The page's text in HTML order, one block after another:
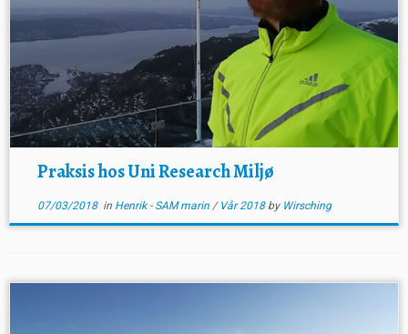
Praksis hos Uni Research Miljø
07/03/2018in Henrik - SAM marin / Vår 2018 by Wirsching